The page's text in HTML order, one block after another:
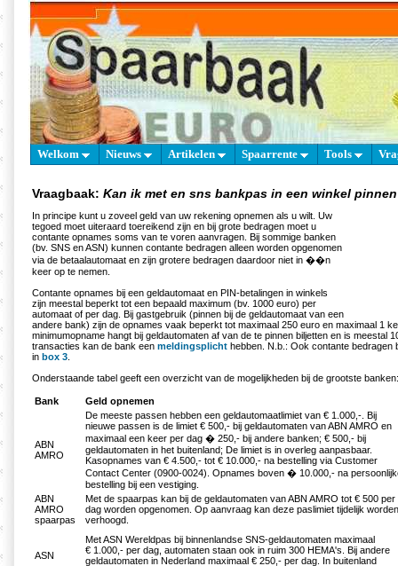
Welkom Nieuws Artikelen Spaarrente Tools
Vraagbaak: Kan ik met en sns bankpas in een winkel
In principe kunt u zoveel geld van uw rekening opnemen als u wilt. Uw
tegoed moet uiteraard toereikend zijn en bij grote bedragen moet u
contante opnames soms van te voren aanvragen. Bij sommige banken
(bv. SNS en ASN) kunnen contante bedragen alleen worden opgenomen
via de betaalautomaat en zijn grotere bedragen daardoor niet in ��n
keer op te nemen.
Contante opnames bij een geldautomaat en PIN-betalingen in winkels
zijn meestal beperkt tot een bepaald maximum (bv. 1000 euro) per
automaat of per dag. Bij gastgebruik (pinnen bij de geldautomaat van een
andere bank) zijn de opnames vaak beperkt tot maximaal 250 euro en maximaal 1
minimumopname hangt bij geldautomaten af van de te pinnen biljetten en is meestal
transacties kan de bank een meldingsplicht hebben. N.b.: Ook contante bedragen
in box 3
Onderstaande tabel geeft een overzicht van de mogelijkheden bij de grootste banken:
Bank Geld opnemen
ABN
AMRO
De meeste passen hebben een geldautomaatlimiet van € 1.000,-. Bij
nieuwe passen is de limiet € 500,- bij geldautomaten van ABN AMRO en
maximaal een keer per dag � 250,- bij andere banken; € 500,- bij
geldautomaten in het buitenland; De limiet is in overleg aanpasbaar.
Kasopnames van € 4.500,- tot € 10.000,- na bestelling via Customer
Contact Center (0900-0024). Opnames boven � 10.000,- na
bestelling bij een vestiging.
ABN
AMRO
spaarpas
Met de spaarpas kan bij de geldautomaten van ABN AMRO tot € 500 per
dag worden opgenomen. Op aanvraag kan deze paslimiet tijdelijk worden
verhoogd.
ASN
Met ASN Wereldpas bij binnenlandse SNS-geldautomaten maximaal
€ 1.000,- per dag, automaten staan ook in ruim 300 HEMA's. Bij andere
geldautomaten in Nederland maximaal € 250,- per dag. In buitenland